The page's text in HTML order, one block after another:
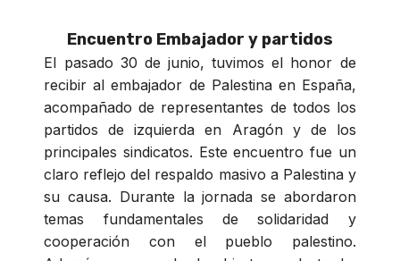
Encuentro Embajador y partidos
El pasado 30 de junio, tuvimos el honor de
recibir al embajador de Palestina en España,
acompañado de representantes de todos los
partidos de izquierda en Aragón y de los
principales sindicatos. Este encuentro fue un
claro reflejo del respaldo masivo a Palestina y
su causa. Durante la jornada se abordaron
temas fundamentales de solidaridad y
cooperación con el pueblo palestino.